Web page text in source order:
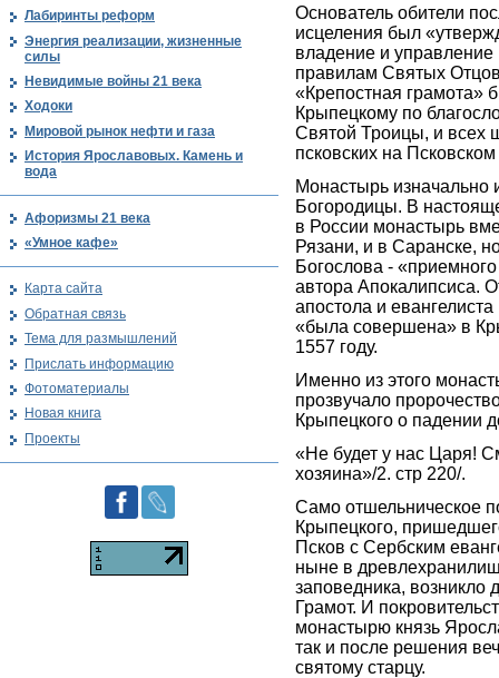
Основатель обители
исцеления был
владение и
правилам Святых
«Крепостная грамота»
Крыпецкому по
Святой Троицы, и всех
псковских на
Монастырь изначально
Богородицы. В
в России монастырь
Рязани, и в Саранске,
Богослова -
автора Апокалипсиса.
апостола и
«была совершена» в
1557 году.
Именно из этого
прозвучало
Крыпецкого о падении
«Не будет у нас Царя!
хозяина»/2. стр 220/.
Само отшельническое
Крыпецкого,
Псков с Сербским
ныне в
заповедника, возникло
Грамот. И
монастырю князь
так и после решения
святому старцу.
Лабиринты реформ
Энергия реализации, жизненные
силы
Невидимые войны 21 века
Ходоки
Мировой рынок нефти и газа
История Ярославовых. Камень и
вода
Афоризмы 21 века
«Умное кафе»
Карта сайта
Обратная связь
Тема для размышлений
Прислать информацию
Фотоматериалы
Новая книга
Проекты